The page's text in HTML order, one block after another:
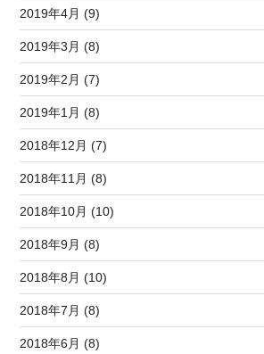
2019年4月 (9)
2019年3月 (8)
2019年2月 (7)
2019年1月 (8)
2018年12月 (7)
2018年11月 (8)
2018年10月 (10)
2018年9月 (8)
2018年8月 (10)
2018年7月 (8)
2018年6月 (8)